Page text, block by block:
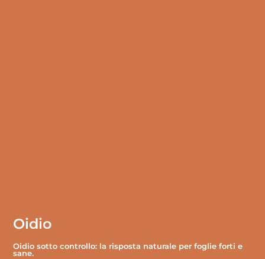
Oidio
Oidio sotto controllo: la risposta naturale per foglie forti e
sane.­